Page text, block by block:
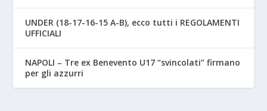
UNDER (18-17-16-15 A-B), ecco tutti i REGOLAMENTI
UFFICIALI
NAPOLI – Tre ex Benevento U17 “svincolati” firmano
per gli azzurri